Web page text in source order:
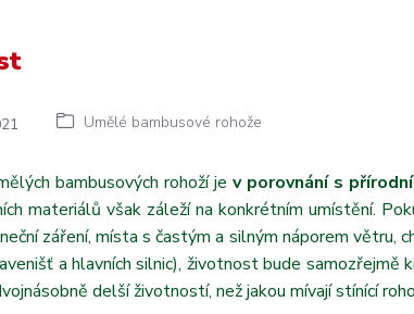
Umělé bambusové rohože
bambusových rohoží jev porovnání s
materiálů však záleží na konkrétním umístění.
záření, místa s častým a silným náporem větru,
a hlavních silnic), životnost bude
delší životností, než jakou mívají stínící